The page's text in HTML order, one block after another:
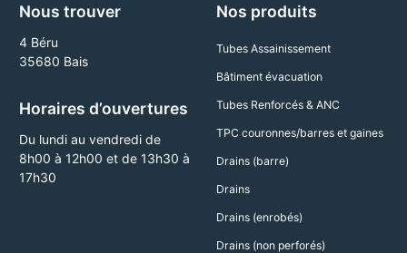
Nous trouver
4 Béru
35680 Bais
Horaires d’ouvertures
Du lundi au vendredi de
8h00 à 12h00 et de 13h30 à
17h30
Nos produits
Tubes Assainissement
Bâtiment évacuation
Tubes Renforcés & ANC
TPC couronnes/barres et gaines
Drains (barre)
Drains
Drains (enrobés)
Drains (non perforés)